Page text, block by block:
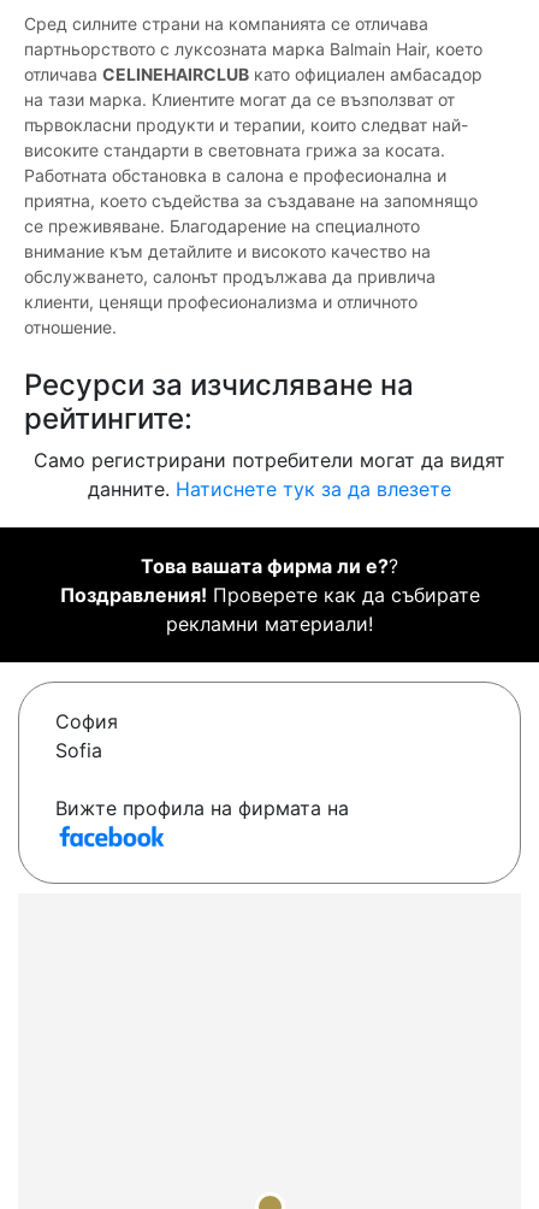
Сред силните страни на компанията се отличава
партньорството с луксозната марка Balmain Hair, което
отличава CELINEHAIRCLUB като официален амбасадор
на тази марка. Клиентите могат да се възползват от
първокласни продукти и терапии, които следват най-
високите стандарти в световната грижа за косата.
Работната обстановка в салона е професионална и
приятна, което съдейства за създаване на запомнящо
се преживяване. Благодарение на специалното
внимание към детайлите и високото качество на
обслужването, салонът продължава да привлича
клиенти, ценящи професионализма и отличното
отношение.
Ресурси за изчисляване на
рейтингите:
Само регистрирани потребители могат да видят
данните. Натиснете тук за да влезете
Това вашата фирма ли е??
Поздравления! Проверете как да събирате
рекламни материали!
София
Sofia
Вижте профила на фирмата на